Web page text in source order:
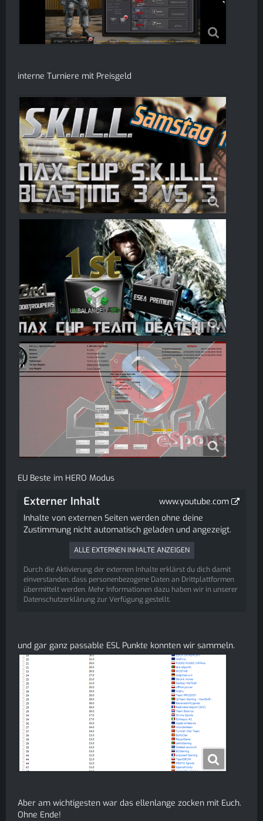
interne Turniere mit Preisgeld
EU Beste im HERO Modus
Externer Inhalt
www.youtube.com
Inhalte von externen Seiten werden ohne deine
Zustimmung nicht automatisch geladen und angezeigt.
ALLE EXTERNEN INHALTE ANZEIGEN
Durch die Aktivierung der externen Inhalte erklärst du dich damit
einverstanden, dass personenbezogene Daten an Drittplattformen
übermittelt werden. Mehr Informationen dazu haben wir in unserer
Datenschutzerklärung zur Verfügung gestellt.
und gar ganz passable ESL Punkte konnten wir sammeln.
Aber am wichtigesten war das ellenlange zocken mit Euch.
Ohne Ende!